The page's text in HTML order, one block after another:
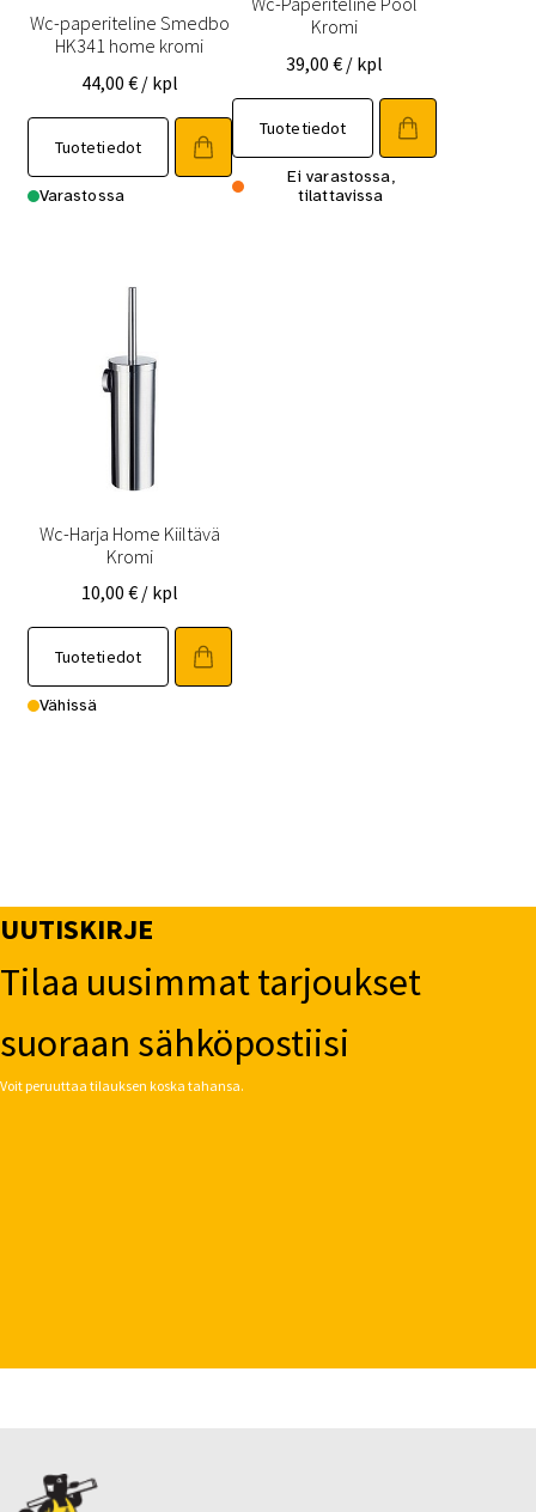
Wc-paperiteline Smedbo
HK341 home kromi
44,00 € / kpl
Tuotetiedot
Varastossa
Kromi
39,00€ / kpl
Tuotetiedot
Ei varastossa,
tilattavissa
Wc-Harja Home Kiiltävä
Kromi
10,00 € / kpl
Tuotetiedot
Vähissä
UUTISKIRJE
Tilaa uusimmat tarjoukset
suoraan sähköpostiisi
Voit peruuttaa tilauksen koska tahansa.